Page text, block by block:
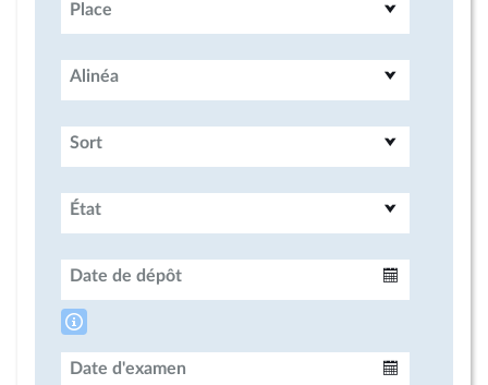
Place
Alinéa
Sort
État
Date de dépôt
Date d'examen